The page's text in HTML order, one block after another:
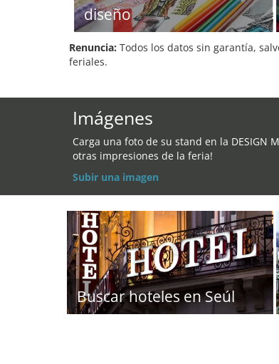
diseño
Renuncia: Todos los datos sin garantía,
feriales.
Imágenes
Carga una foto de su stand en la DESIGN
otras impresiones de la feria!
Subir una imagen
Buscar hoteles en Seúl